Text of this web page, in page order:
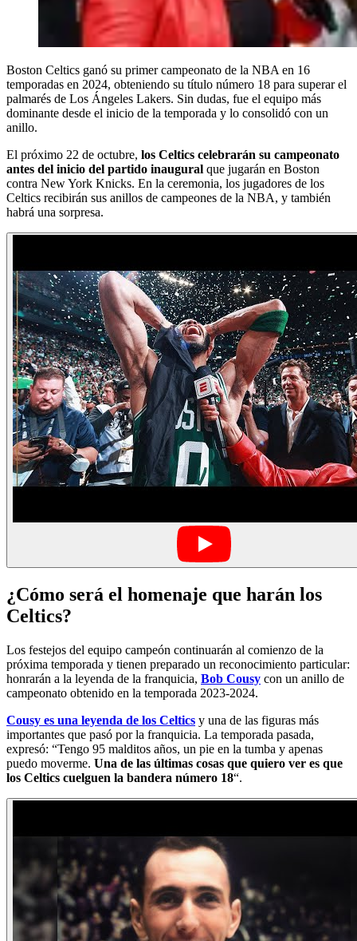
Boston Celtics ganó su primer campeonato de la NBA en 16
temporadas en 2024, obteniendo su título número 18 para superar el
palmarés de Los Ángeles Lakers. Sin dudas, fue el equipo más
dominante desde el inicio de la temporada y lo consolidó con un
anillo.
El próximo 22 de octubre, los Celtics celebrarán su campeonato
antes del inicio del partido inaugural que jugarán en Boston
contra New York Knicks. En la ceremonia, los jugadores de los
Celtics recibirán sus anillos de campeones de la NBA, y también
habrá una sorpresa.
¿Cómo será el homenaje que harán los
Celtics?
Los festejos del equipo campeón continuarán al comienzo de la
próxima temporada y tienen preparado un reconocimiento particular:
honrarán a la leyenda de la franquicia, Bob Cousy con un anillo de
campeonato obtenido en la temporada 2023-2024.
Cousy es una leyenda de los Celtics y una de las figuras más
importantes que pasó por la franquicia. La temporada pasada,
expresó: “Tengo 95 malditos años, un pie en la tumba y apenas
puedo moverme. Una de las últimas cosas que quiero ver es que
los Celtics cuelguen la bandera número 18“.